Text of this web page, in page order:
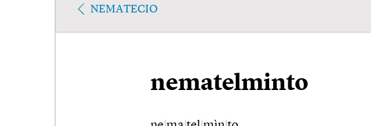
NEMATECIO
nematelminto